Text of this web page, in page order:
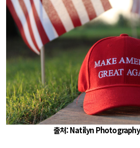
출처: Natilyn